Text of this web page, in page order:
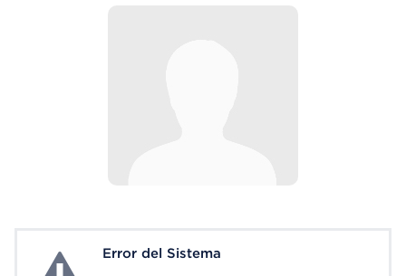
System ErrorError del Sistema